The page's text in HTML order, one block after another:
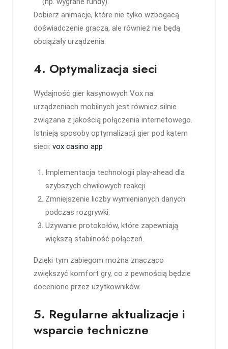
Dobierz animacje, które nie tylko wzbogacą
doświadczenie gracza, ale również nie będą
obciążały urządzenia.
4. Optymalizacja sieci
Wydajność gier kasynowych Vox na
urządzeniach mobilnych jest również silnie
związana z jakością połączenia internetowego.
Istnieją sposoby optymalizacji gier pod kątem
sieci: vox casino app
Implementacja technologii play-ahead dla
szybszych chwilowych reakcji.
Zmniejszenie liczby wymienianych danych
podczas rozgrywki.
Używanie protokołów, które zapewniają
większą stabilność połączeń.
Dzięki tym zabiegom można znacząco
zwiększyć komfort gry, co z pewnością będzie
docenione przez użytkowników.
5. Regularne aktualizacje i
wsparcie techniczne